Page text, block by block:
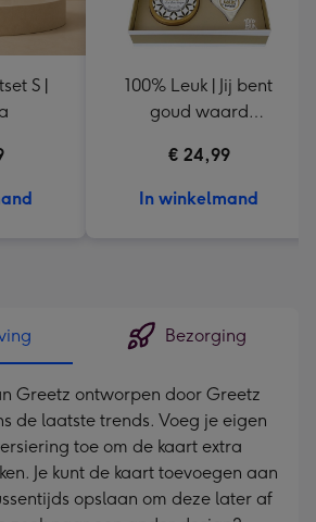
S |
100% Leuk | Jij bent
goud waard
€ 24,99
In winkelmand
Bezorging
Greetz ontworpen door Greetz
de laatste trends. Voeg je eigen
toe om de kaart extra
Je kunt de kaart toevoegen aan
opslaan om deze later af